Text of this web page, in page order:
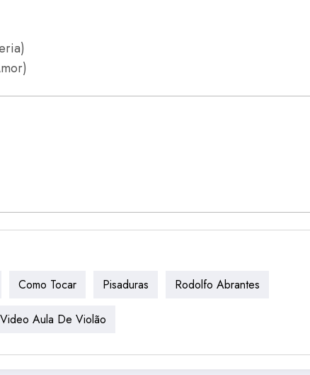
Como Tocar Pisaduras Rodolfo Abrantes
Video Aula De Violão